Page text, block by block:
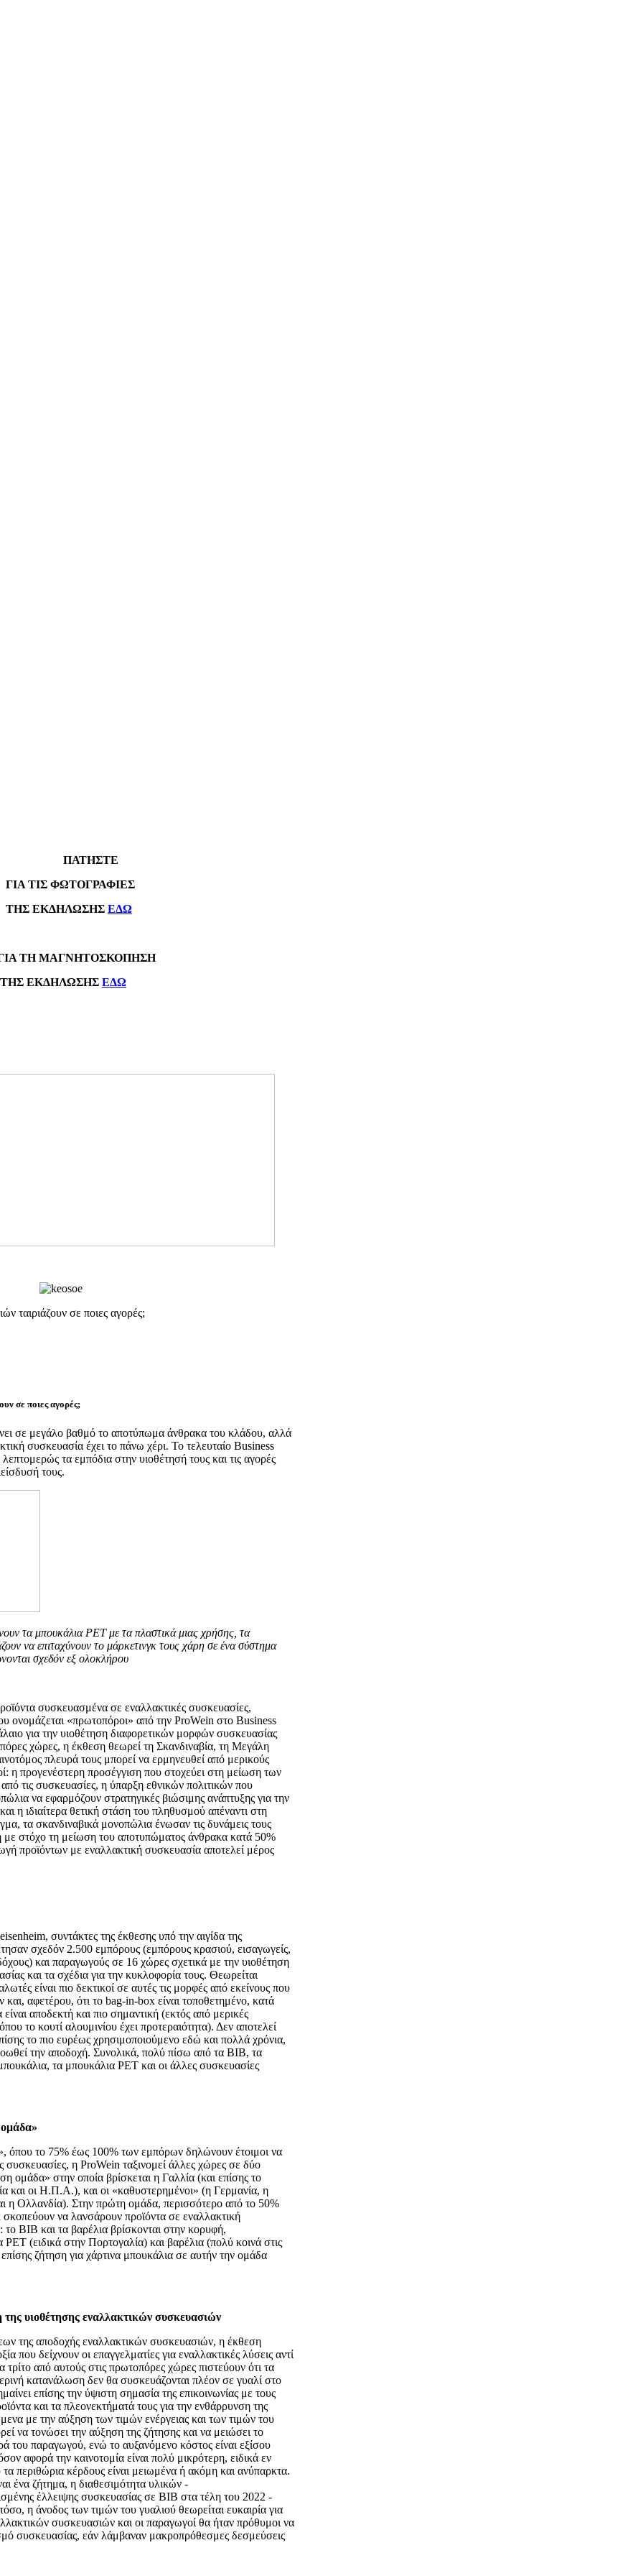
ΠΑΤΗΣΤΕ
ΤΙΣ ΦΩΤΟΓΡΑΦΙΕΣ
ΕΚΔΗΛΩΣΗΣ ΕΔΩ
ΤΗ ΜΑΓΝΗΤΟΣΚΟΠΗΣΗ
ΕΚΔΗΛΩΣΗΣ ΕΔΩ
ταιριάζουν σε ποιες αγορές;
σε ποιες αγορές;
σε μεγάλο βαθμό το αποτύπωμα άνθρακα του κλάδου, αλλά
συσκευασία έχει το πάνω χέρι. Το τελευταίο Business
τα εμπόδια στην υιοθέτησή τους και τις αγορές
τους.
τα μπουκάλια PET με τα πλαστικά μιας χρήσης, τα
να επιταχύνουν το μάρκετινγκ τους χάρη σε ένα σύστημα
σχεδόν εξ ολοκλήρου
συσκευασμένα σε εναλλακτικές συσκευασίες,
ονομάζεται «πρωτοπόροι» από την ProWein στο Business
για την υιοθέτηση διαφορετικών μορφών συσκευασίας
χώρες, η έκθεση θεωρεί τη Σκανδιναβία, τη Μεγάλη
πλευρά τους μπορεί να ερμηνευθεί από μερικούς
η προγενέστερη προσέγγιση που στοχεύει στη μείωση των
τις συσκευασίες, η ύπαρξη εθνικών πολιτικών που
να εφαρμόζουν στρατηγικές βιώσιμης ανάπτυξης για την
η ιδιαίτερα θετική στάση του πληθυσμού απέναντι στη
τα σκανδιναβικά μονοπώλια ένωσαν τις δυνάμεις τους
με στόχο τη μείωση του αποτυπώματος άνθρακα κατά 50%
προϊόντων με εναλλακτική συσκευασία αποτελεί μέρος
συντάκτες της έκθεσης υπό την αιγίδα της
σχεδόν 2.500 εμπόρους (εμπόρους κρασιού, εισαγωγείς,
και παραγωγούς σε 16 χώρες σχετικά με την υιοθέτηση
και τα σχέδια για την κυκλοφορία τους. Θεωρείται
είναι πιο δεκτικοί σε αυτές τις μορφές από εκείνους που
και, αφετέρου, ότι το bag-in-box είναι τοποθετημένο, κατά
αποδεκτή και πιο σημαντική (εκτός από μερικές
το κουτί αλουμινίου έχει προτεραιότητα). Δεν αποτελεί
το πιο ευρέως χρησιμοποιούμενο εδώ και πολλά χρόνια,
την αποδοχή. Συνολικά, πολύ πίσω από τα BIB, τα
τα μπουκάλια PET και οι άλλες συσκευασίες
όπου το 75% έως 100% των εμπόρων δηλώνουν έτοιμοι να
συσκευασίες, η ProWein ταξινομεί άλλες χώρες σε δύο
ομάδα» στην οποία βρίσκεται η Γαλλία (και επίσης το
και οι Η.Π.Α.), και οι «καθυστερημένοι» (η Γερμανία, η
η Ολλανδία). Στην πρώτη ομάδα, περισσότερο από το 50%
να λανσάρουν προϊόντα σε εναλλακτική
BIB και τα βαρέλια βρίσκονται στην κορυφή,
(ειδικά στην Πορτογαλία) και βαρέλια (πολύ κοινά στις
ζήτηση για χάρτινα μπουκάλια σε αυτήν την ομάδα
της υιοθέτησης εναλλακτικών συσκευασιών
της αποδοχής εναλλακτικών συσκευασιών, η έκθεση
που δείχνουν οι επαγγελματίες για εναλλακτικές λύσεις αντί
από αυτούς στις πρωτοπόρες χώρες πιστεύουν ότι τα
κατανάλωση δεν θα συσκευάζονται πλέον σε γυαλί στο
επίσης την ύψιστη σημασία της επικοινωνίας με τους
και τα πλεονεκτήματά τους για την ενθάρρυνση της
με την αύξηση των τιμών ενέργειας και των τιμών του
να τονώσει την αύξηση της ζήτησης και να μειώσει το
του παραγωγού, ενώ το αυξανόμενο κόστος είναι εξίσου
αφορά την καινοτομία είναι πολύ μικρότερη, ειδικά εν
περιθώρια κέρδους είναι μειωμένα ή ακόμη και ανύπαρκτα.
ένα ζήτημα, η διαθεσιμότητα υλικών -
έλλειψης συσκευασίας σε BIB στα τέλη του 2022 -
η άνοδος των τιμών του γυαλιού θεωρείται ευκαιρία για
συσκευασιών και οι παραγωγοί θα ήταν πρόθυμοι να
συσκευασίας, εάν λάμβαναν μακροπρόθεσμες δεσμεύσεις